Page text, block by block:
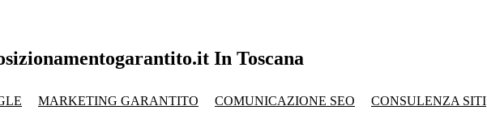
In Toscana
MARKETING GARANTITO COMUNICAZIONE SEO CONSULENZA SITI